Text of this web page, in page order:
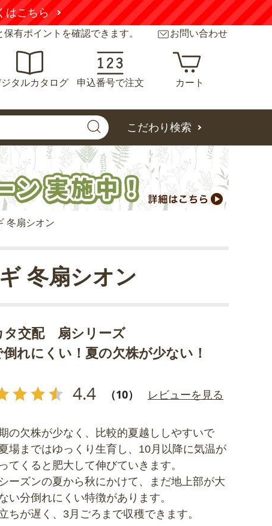
はこちら
有ポイントを確認できます。 お問い合わせ
ジタルカタログ 申込番号で注文 カート
こだわり検索
冬扇シオン
タ交配 扇シリーズ
倒れにくい！夏の欠株が少ない！
4.4 （10） レビューを見る
冬扇シオン
の欠株が少なく、比較的夏越ししやすいで
場まではゆっくり生育し、10月以降に気温が
てくると肥大して伸びていきます。
ーズンの夏から秋にかけて、まだ地上部が大
い分倒れにくい特徴があります。
ちが遅く、3月ごろまで収穫できます。